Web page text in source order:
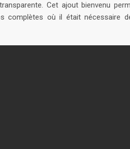
Cet ajout bienvenu
complètes où il était nécessaire